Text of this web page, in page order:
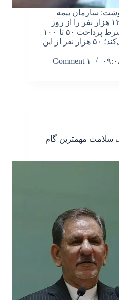
سازمان بیمه
سلامت دفترچه بیمه حدود ۱۲۰ هزار نفر را از روز
امروز (شنبه ۱۶ آذر ماه) به شرط پرداخت ۵۰ تا ۱۰۰
درصد سرانه درمان تمدید می‌کند؛ ۵۰ هزار نفر از این
۱ Comment
سلامت مهمترین گام